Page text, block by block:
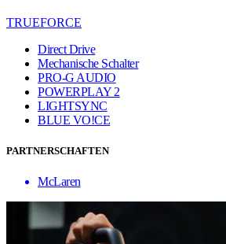
TRUEFORCE
Direct Drive
Mechanische Schalter
PRO-G AUDIO
POWERPLAY 2
LIGHTSYNC
BLUE VO!CE
PARTNERSCHAFTEN
McLaren